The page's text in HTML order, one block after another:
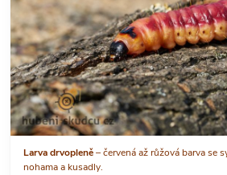
Larva drvopleně– červená až růžová barva se
nohama a kusadly.